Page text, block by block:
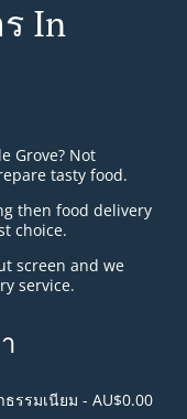
In
Grove? Not
tasty food.
then food delivery
choice.
screen and we
service.
รรมเนียม - AU$0.00